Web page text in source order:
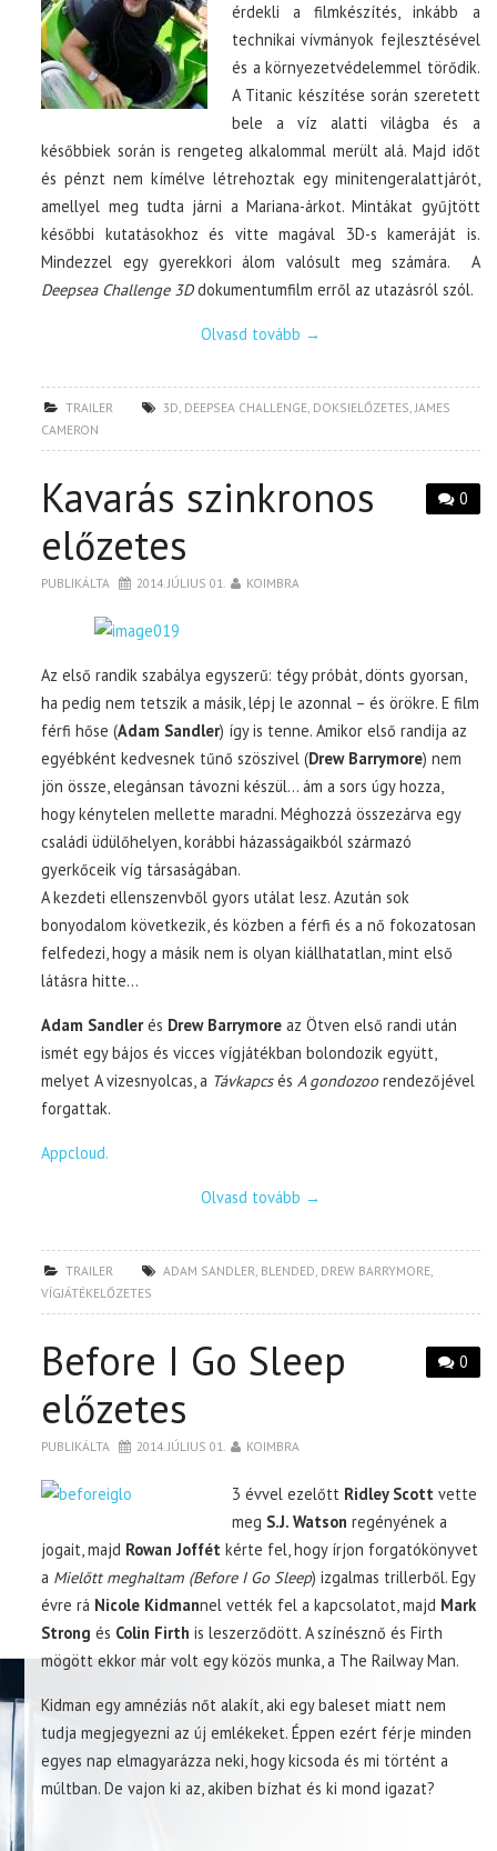
érdekli a filmkészítés, inkább a
technikai vívmányok fejlesztésével
és a környezetvédelemmel törődik.
A Titanic készítése során szeretett
bele a víz alatti világba és a
későbbiek során is rengeteg alkalommal merült alá. Majd időt
és pénzt nem kímélve létrehoztak egy minitengeralattjárót,
amellyel meg tudta járni a Mariana-árkot. Mintákat gyűjtött
későbbi kutatásokhoz és vitte magával 3D-s kameráját is.
Mindezzel egy gyerekkori álom valósult meg számára. A
Deepsea Challenge 3Ddokumentumfilm erről az utazásról szól.
Olvasd tovább →
TRAILER 3D, DEEPSEA CHALLENGE, DOKSIELŐZETES,JAMES
CAMERON
0
Kavarás szinkronos
előzetes
PUBLIKÁLTA 2014. JÚLIUS 01. KOIMBRA
Az első randik szabálya egyszerű: tégy próbát, dönts gyorsan,
ha pedig nem tetszik a másik, lépj le azonnal – és örökre. E film
férfi hőse (Adam Sandler) így is tenne. Amikor első randija az
egyébként kedvesnek tűnő szöszivel (Drew Barrymore) nem
jön össze, elegánsan távozni készül… ám a sors úgy hozza,
hogy kénytelen mellette maradni. Méghozzá összezárva egy
családi üdülőhelyen, korábbi házasságaikból származó
gyerkőceik víg társaságában.
A kezdeti ellenszenvből gyors utálat lesz. Azután sok
bonyodalom következik, és közben a férfi és a nő fokozatosan
felfedezi, hogy a másik nem is olyan kiállhatatlan, mint első
látásra hitte…
Adam Sandlerés Drew Barrymore az Ötven első randi után
ismét egy bájos és vicces vígjátékban bolondozik együtt,
melyet A vizesnyolcas, a TávkapcsésA gondozoo rendezőjével
forgattak.
Appcloud.
Olvasd tovább →
TRAILER ADAM SANDLER, BLENDED, DREW BARRYMORE,
VÍGJÁTÉKELŐZETES
0
Before I Go Sleep
előzetes
PUBLIKÁLTA 2014. JÚLIUS 01. KOIMBRA
3 évvel ezelőtt Ridley Scott vette
meg S.J. Watson regényének a
jogait, majd Rowan Joffét kérte fel, hogy írjon forgatókönyvet
a Mielőtt meghaltam (Before I Go Sleep) izgalmas trillerből. Egy
évre rá Nicole Kidmannel vették fel a kapcsolatot, majd Mark
Strong és Colin Firth is leszerződött. A színésznő és Firth
mögött ekkor már volt egy közös munka, a The Railway Man.
Kidman egy amnéziás nőt alakít, aki egy baleset miatt nem
tudja megjegyezni az új emlékeket. Éppen ezért férje minden
egyes nap elmagyarázza neki, hogy kicsoda és mi történt a
múltban. De vajon ki az, akiben bízhat és ki mond igazat?